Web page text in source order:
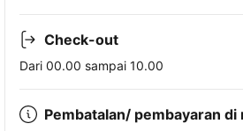
Check-out
Dari 00.00 sampai 10.00
Pembatalan/ pembayaran di